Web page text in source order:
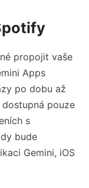
propojit vaše
Apps
po dobu až
pouze
s
bude
Gemini, iOS